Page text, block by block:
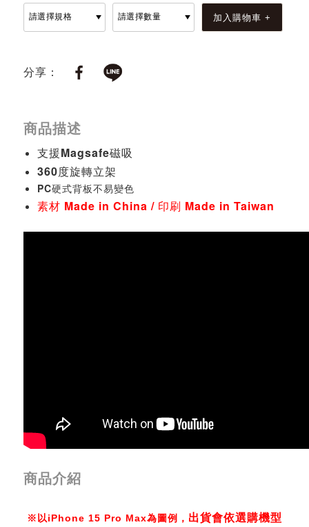
分享：
商品描述
支援Magsafe磁吸
360度旋轉立架
PC硬式背板不易變色
素材 Made in China / 印刷 Made in Taiwan
商品介紹
※以iPhone 15 Pro Max為圖例， 出貨會依選購機型